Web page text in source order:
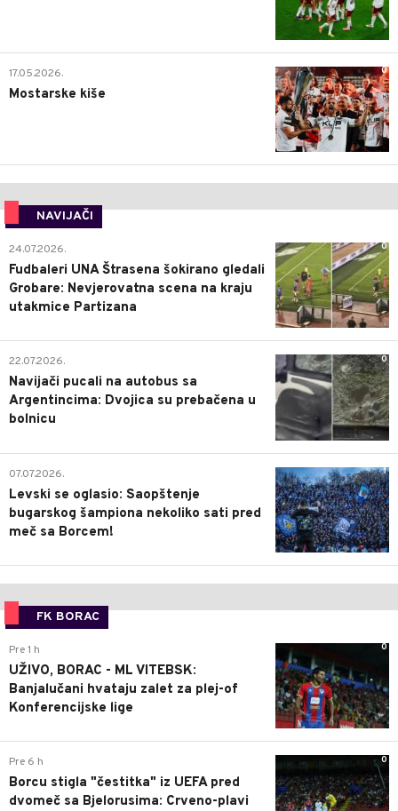
0
17.05.2026.
Mostarske kiše
NAVIJAČI
0
24.07.2026.
Fudbaleri UNA Štrasena šokirano gledali
Grobare: Nevjerovatna scena na kraju
utakmice Partizana
0
22.07.2026.
Navijači pucali na autobus sa
Argentincima: Dvojica su prebačena u
bolnicu
1
07.07.2026.
Levski se oglasio: Saopštenje
bugarskog šampiona nekoliko sati pred
meč sa Borcem!
FK BORAC
0
Pre 1 h
UŽIVO, BORAC - ML VITEBSK:
Banjalučani hvataju zalet za plej-of
Konferencijske lige
0
Pre 6 h
Borcu stigla "čestitka" iz UEFA pred
dvomeč sa Bjelorusima: Crveno-plavi